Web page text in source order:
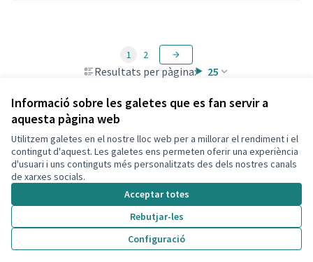
Informació sobre les galetes que es fan servir a
aquesta pàgina web
Utilitzem galetes en el nostre lloc web per a millorar el rendiment i el
contingut d'aquest. Les galetes ens permeten oferir una experiència
d'usuari i uns continguts més personalitzats des dels nostres canals
de xarxes socials.
Acceptar totes
Rebutjar-les
Configuració
Resultats per pàgina: 25
1 2
Termes i condicions d'ús
Configuració de les galetes
Decidim Calafell a X
(Enllaç extern)
Decidim Calafell a Facebook
Decidim Calafell a YouTube
Decidim Calafell a GitHub
(Enllaç extern)
Web creada ambprogramari lliure .
Amb
(Enllaç